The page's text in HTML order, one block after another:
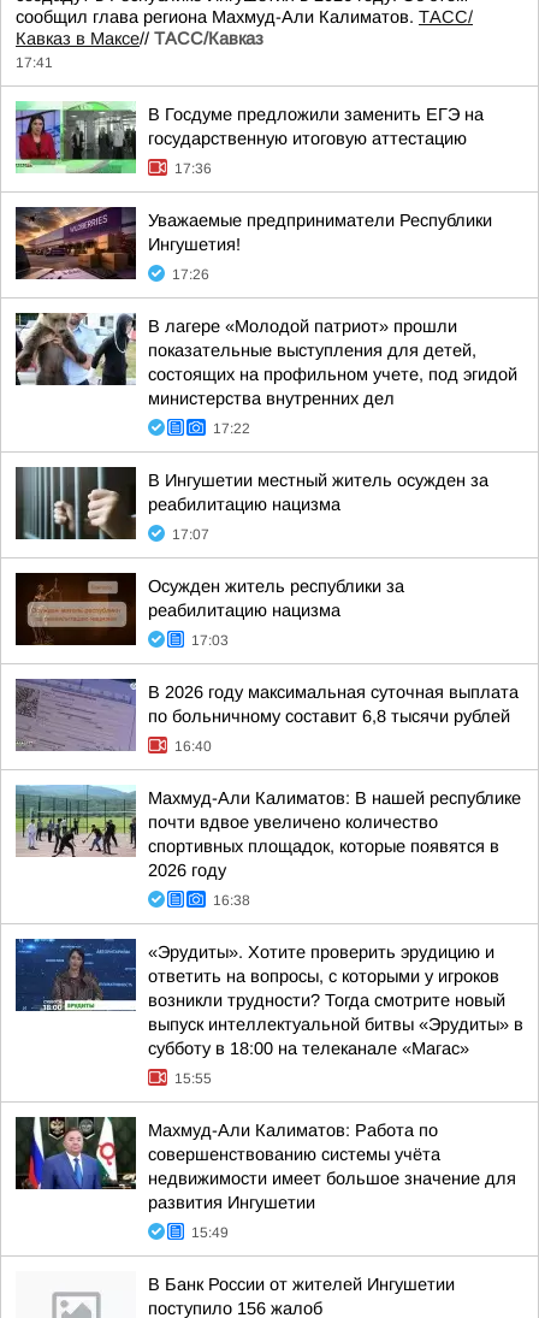
сообщил глава региона Махмуд-Али Калиматов. ТАСС/
Кавказ в Максе// ТАСС/Кавказ
17:41
В Госдуме предложили заменить ЕГЭ на
государственную итоговую аттестацию
17:36
Уважаемые предприниматели Республики
Ингушетия!
17:26
В лагере «Молодой патриот» прошли
показательные выступления для детей,
состоящих на профильном учете, под эгидой
министерства внутренних дел
17:22
В Ингушетии местный житель осужден за
реабилитацию нацизма
17:07
Осужден житель республики за
реабилитацию нацизма
17:03
В 2026 году максимальная суточная выплата
по больничному составит 6,8 тысячи рублей
16:40
Махмуд-Али Калиматов: В нашей республике
почти вдвое увеличено количество
спортивных площадок, которые появятся в
2026 году
16:38
«Эрудиты». Хотите проверить эрудицию и
ответить на вопросы, с которыми у игроков
возникли трудности? Тогда смотрите новый
выпуск интеллектуальной битвы «Эрудиты» в
субботу в 18:00 на телеканале «Магас»
15:55
Махмуд-Али Калиматов: Работа по
совершенствованию системы учёта
недвижимости имеет большое значение для
развития Ингушетии
15:49
В Банк России от жителей Ингушетии
поступило 156 жалоб